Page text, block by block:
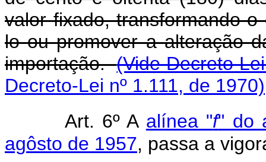
valor fixado, transformando-
lo ou promover a alteração
importação.(Vide Decreto
Decreto-Lei nº 1.111, de 1970)
Art. 6º A alínea "f" do
agôsto de 1957, passa a